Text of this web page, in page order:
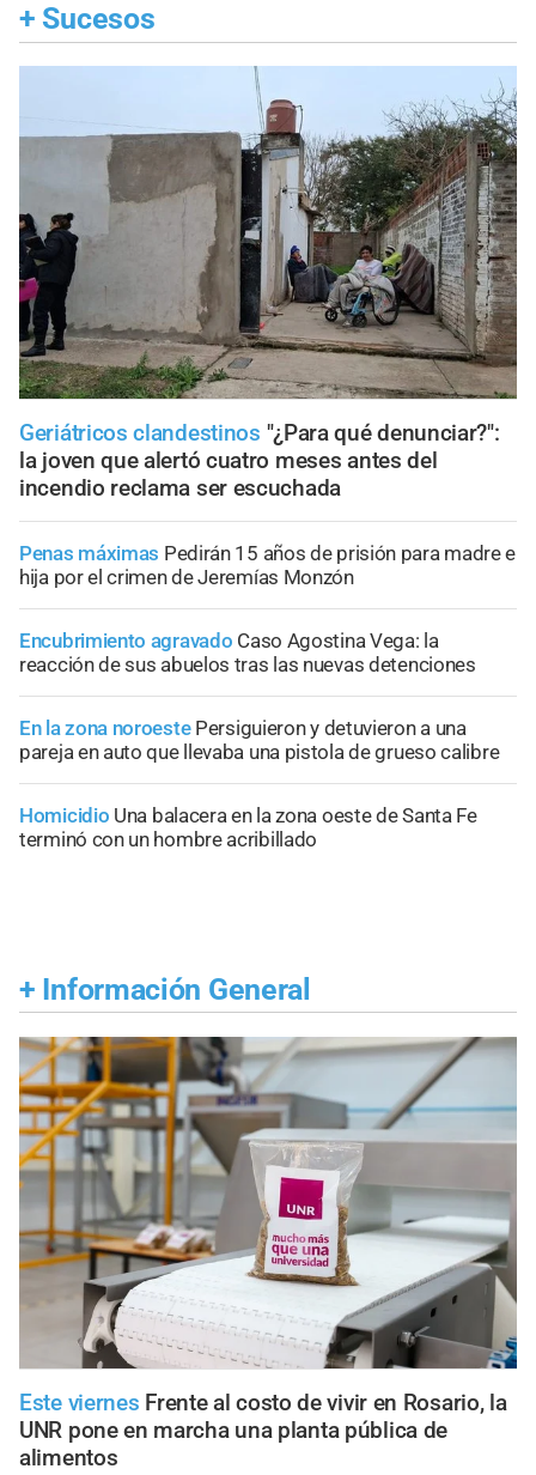
+ Sucesos
Geriátricos clandestinos "¿Para qué denunciar?":
la joven que alertó cuatro meses antes del
incendio reclama ser escuchada
Penas máximas Pedirán 15 años de prisión para madre e
hija por el crimen de Jeremías Monzón
Encubrimiento agravado Caso Agostina Vega: la
reacción de sus abuelos tras las nuevas detenciones
En la zona noroeste Persiguieron y detuvieron a una
pareja en auto que llevaba una pistola de grueso calibre
Homicidio Una balacera en la zona oeste de Santa Fe
terminó con un hombre acribillado
+ Información General
Este viernes Frente al costo de vivir en Rosario, la
UNR pone en marcha una planta pública de
alimentos